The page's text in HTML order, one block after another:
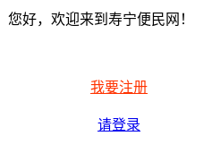
您好，欢迎来到寿宁便民网！
我要注册
请登录